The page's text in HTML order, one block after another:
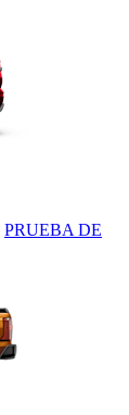
PRUEBA DE